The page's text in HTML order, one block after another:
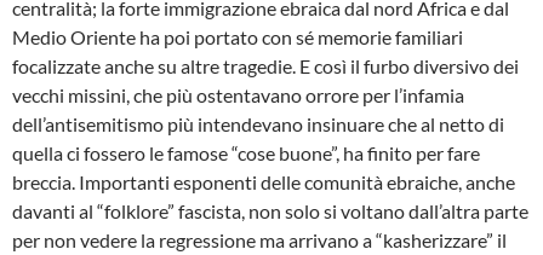
centralità; la forte immigrazione ebraica dal nord Africa e dal
Medio Oriente ha poi portato con sé memorie familiari
focalizzate anche su altre tragedie. E così il furbo diversivo dei
vecchi missini, che più ostentavano orrore per l’infamia
dell’antisemitismo più intendevano insinuare che al netto di
quella ci fossero le famose “cose buone”, ha finito per fare
breccia. Importanti esponenti delle comunità ebraiche, anche
davanti al “folklore” fascista, non solo si voltano dall’altra parte
per non vedere la regressione ma arrivano a “kasherizzare” il